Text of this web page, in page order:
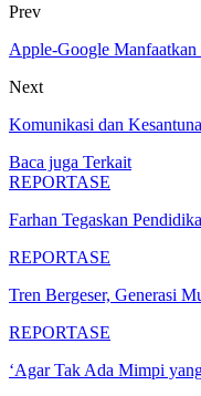
Prev
Apple-Google Manfaatkan
Next
Komunikasi dan
Baca juga Terkait
REPORTASE
Farhan Tegaskan
REPORTASE
Tren Bergeser, Generasi
REPORTASE
‘Agar Tak Ada Mimpi